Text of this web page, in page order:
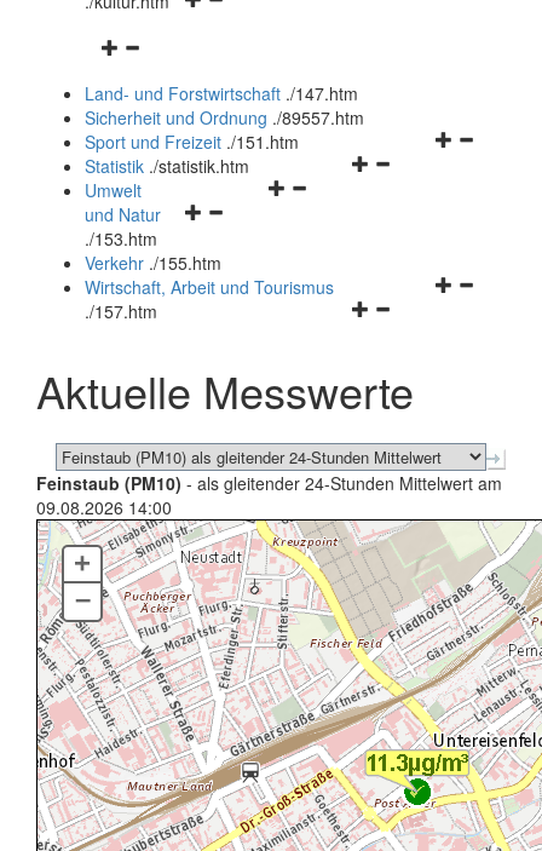
Navigationsmenü
und
schließen
Land- und Forstwirtschaft ./147.htm
Sicherheit und Ordnung ./89557.htm
Navigationsmenü
Sport und Freizeit ./151.htm
Navigationsmenü
Statistik ./statistik.htm
Navigationsmenü
und
schließen
Umwelt
und Natur
./153.htm
Verkehr ./155.htm
Navigationsmenü
schließen
Wirtschaft, Arbeit und Tourismus
./157.htm
Aktuelle Messwerte
Feinstaub (PM10) - als gleitender 24-Stunden Mittelwert am
09.08.2026 14:00
+
–